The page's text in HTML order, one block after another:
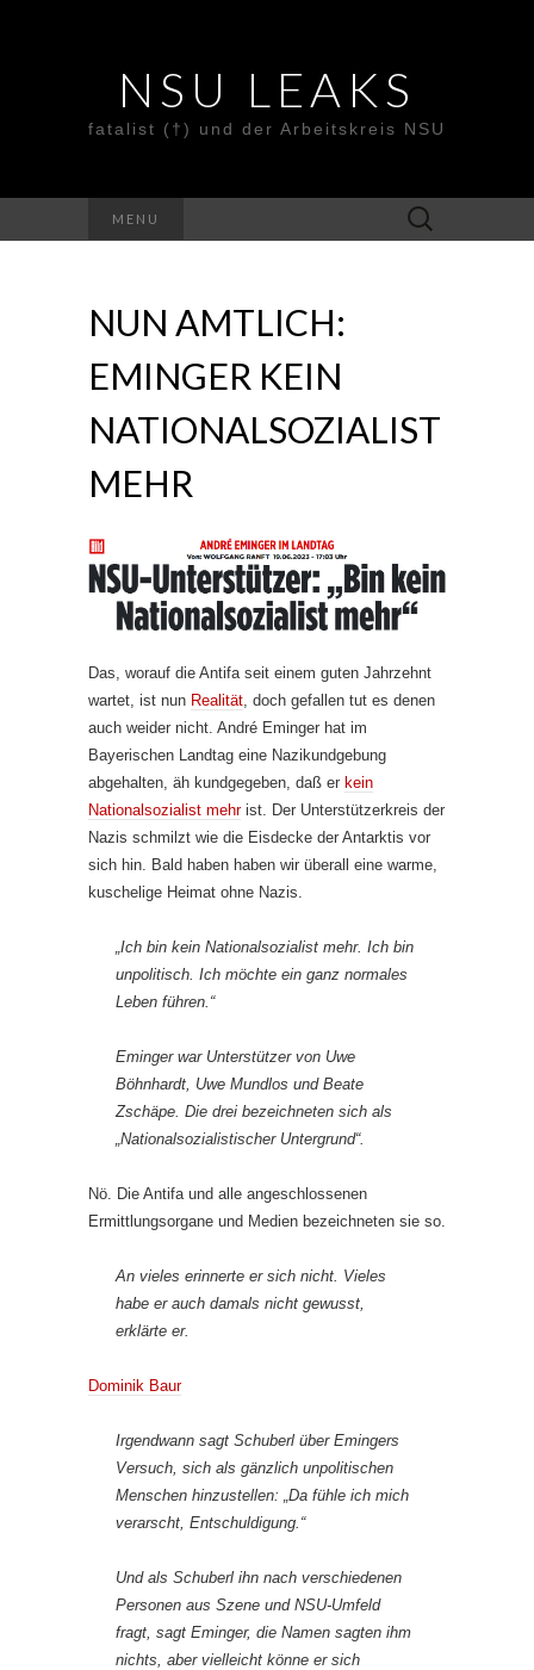
NSU LEAKS
fatalist (†) und der Arbeitskreis NSU
MENU
Suche
nach:
NUN AMTLICH:
EMINGER KEIN
NATIONALSOZIALIST
MEHR
Das, worauf die Antifa seit einem guten Jahrzehnt
wartet, ist nun Realität , doch gefallen tut es denen
auch weider nicht. André Eminger hat im
Bayerischen Landtag eine Nazikundgebung
abgehalten, äh kundgegeben, daß er kein
Nationalsozialist mehrist. Der Unterstützerkreis der
Nazis schmilzt wie die Eisdecke der Antarktis vor
sich hin. Bald haben haben wir überall eine warme,
kuschelige Heimat ohne Nazis.
„Ich bin kein Nationalsozialist mehr. Ich bin
unpolitisch. Ich möchte ein ganz normales
Leben führen.“
Eminger war Unterstützer von Uwe
Böhnhardt, Uwe Mundlos und Beate
Zschäpe. Die drei bezeichneten sich als
„Nationalsozialistischer Untergrund“.
Nö. Die Antifa und alle angeschlossenen
Ermittlungsorgane und Medien bezeichneten sie so.
An vieles erinnerte er sich nicht. Vieles
habe er auch damals nicht gewusst,
erklärte er.
Dominik Baur
Irgendwann sagt Schuberl über Emingers
Versuch, sich als gänzlich unpolitischen
Menschen hinzustellen: „Da fühle ich mich
verarscht, Entschuldigung.“
Und als Schuberl ihn nach verschiedenen
Personen aus Szene und NSU-Umfeld
fragt, sagt Eminger, die Namen sagten ihm
nichts, aber vielleicht könne er sich